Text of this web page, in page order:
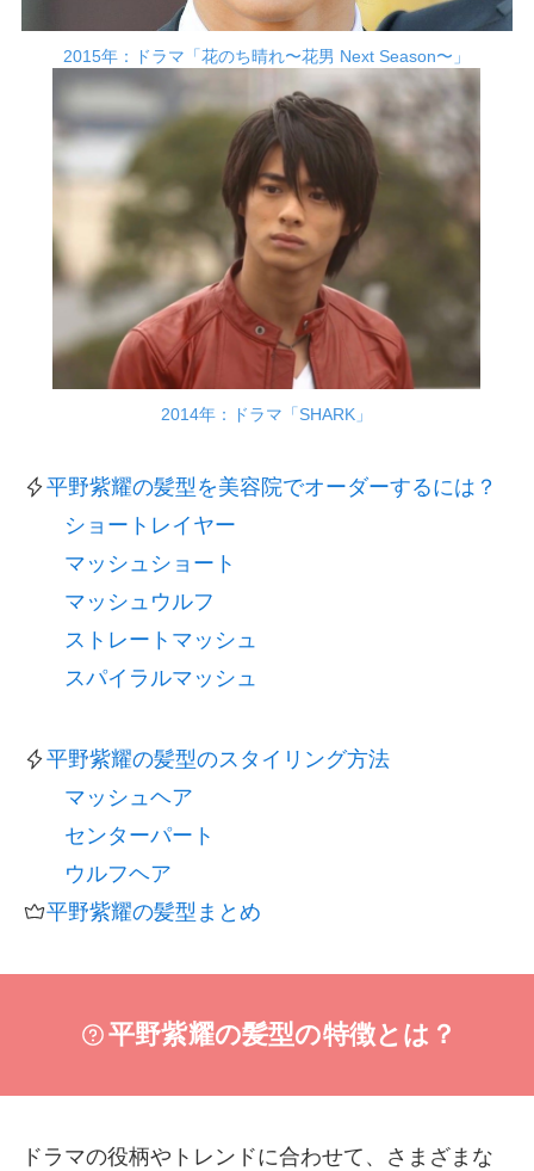
2015年：ドラマ「花のち晴れ〜花男 Next Season〜」
2014年：ドラマ「SHARK」
平野紫耀の髪型を美容院でオーダーするには？
ショートレイヤー
マッシュショート
マッシュウルフ
ストレートマッシュ
スパイラルマッシュ
平野紫耀の髪型のスタイリング方法
マッシュヘア
センターパート
ウルフヘア
平野紫耀の髪型まとめ
平野紫耀の髪型の特徴とは？
ドラマの役柄やトレンドに合わせて、さまざまな